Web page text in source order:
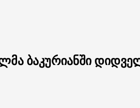
ბაკურიანში